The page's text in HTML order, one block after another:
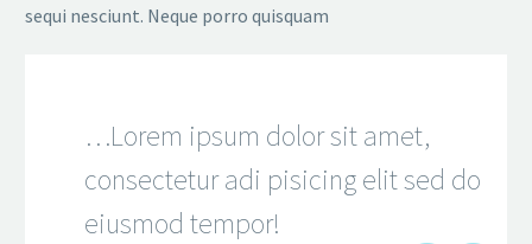
sequi nesciunt. Neque porro quisquam
…Lorem ipsum dolor sit amet,
consectetur adi pisicing elit sed do
eiusmod tempor!